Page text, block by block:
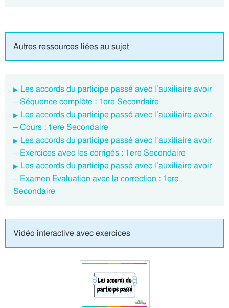
Autres ressources liées au sujet
Les accords du participe passé avec l’auxiliaire avoir
– Séquence complète : 1ere Secondaire
Les accords du participe passé avec l’auxiliaire avoir
– Cours : 1ere Secondaire
Les accords du participe passé avec l’auxiliaire avoir
– Exercices avec les corrigés : 1ere Secondaire
Les accords du participe passé avec l’auxiliaire avoir
– Examen Evaluation avec la correction : 1ere
Secondaire
Vidéo interactive avec exercices